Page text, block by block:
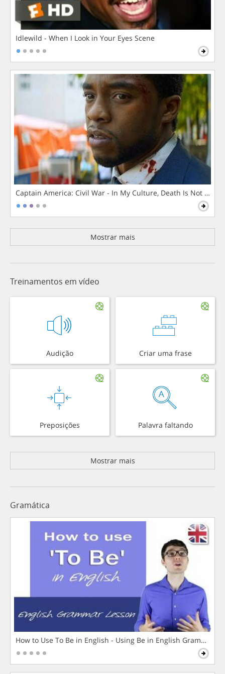
Idlewild - When I Look in Your Eyes Scene
Captain America: Civil War - In My Culture, Death Is Not The
Mostrar mais
Treinamentos em vídeo
Audição Criar uma frase
Preposições Palavra faltando
Mostrar mais
Gramática
How to Use To Be in English - Using Be in English Grammar